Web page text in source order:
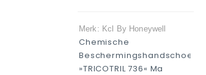
Merk: Kcl By Honeywell
Chemische
»TRICOTRIL 736« Ma